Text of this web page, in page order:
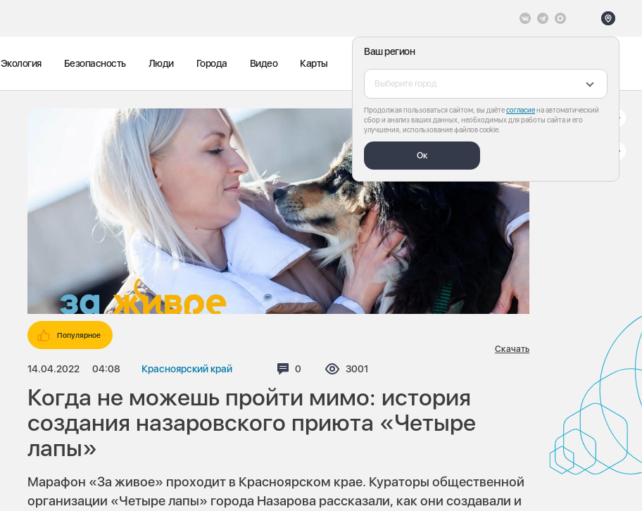
Ваш регион
Выберите город
Продолжая пользоваться сайтом, вы даётесогласиена автоматический
сбор и анализ ваших данных, необходимых для работы сайта и его
улучшения, использование файлов cookie.
Ок
Экология Безопасность Люди Города Видео Карты
Популярное
14.04.2022 04:08 Красноярский край Комментариев:
0 Просмотров:
3001
Скачать
Когда не можешь пройти мимо: история
создания назаровского приюта «Четыре
лапы»
Марафон «За живое» проходит в Красноярском крае. Кураторы общественной
организации «Четыре лапы» города Назарова рассказали, как они создавали и